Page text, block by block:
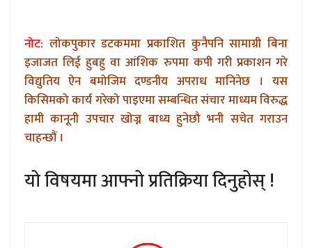
नोट: लोकपुकार डटकममा प्रकाशित कुनैपनि सामाग्री बिना
इजाजत लिई हुबहु वा आंशिक रुपमा कपी गरी प्रकाशन गरे
विद्युतिय ऐन बमोजिम दण्डनीय अपराध मानिनेछ । यस
किसिमको कार्य गरेको पाइएमा सम्बन्धित संचार माध्यम विरुद्ध
हामी कानूनी उपचार खोज्न बाध्य हुनेछौ भनी सचेत गराउन
चाहन्छौं ।
यो विषयमा आफ्नो प्रतिक्रिया दिनुहोस् !